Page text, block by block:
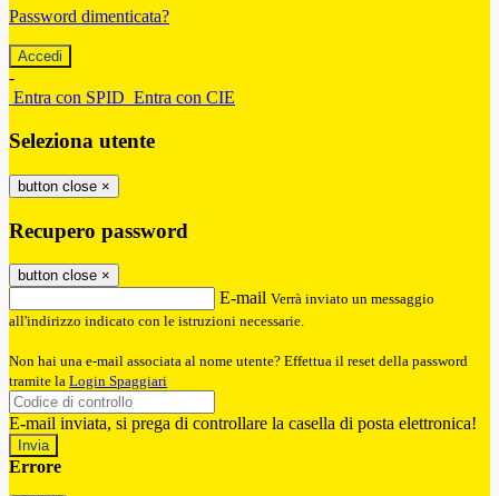
Password dimenticata?
-
Entra con SPID Entra con CIE
Seleziona utente
button close ×
Recupero password
button close ×
E-mail Verrà inviato un messaggio
all'indirizzo indicato con le istruzioni necessarie.
Non hai una e-mail associata al nome utente? Effettua il reset della password
tramite la Login Spaggiari
E-mail inviata, si prega di controllare la casella di posta elettronica!
Errore